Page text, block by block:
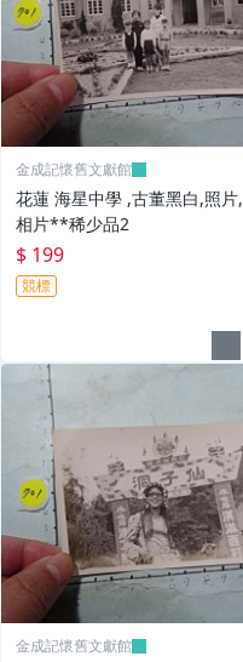
金成記懷舊文獻館
花蓮 海星中學 ,古董黑白,照片,
相片**稀少品2
$ 199
競標
金成記懷舊文獻館